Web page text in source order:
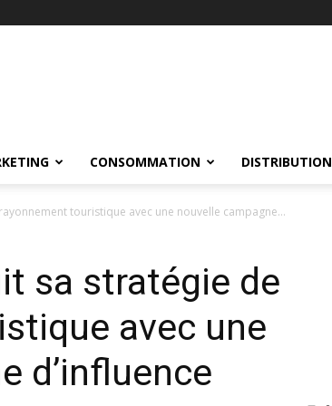
CONSOMMATION DISTRIBUTION
touristique avec une nouvelle campagne...
sa stratégie de
avec une
d’influence